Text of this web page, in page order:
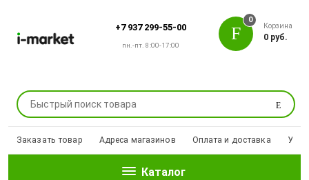
+7 937 299-55-00
пн.-пт. 8:00-17:00
Поиск
0
Корзина
0 руб.
Заказать товар Адреса магазинов Оплата и доставка
Каталог